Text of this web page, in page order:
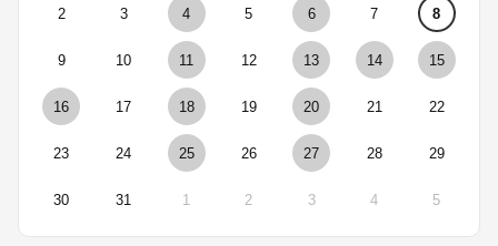
2 3 4 5 6 7 8
9 10 11 12 13 14 15
16 17 18 19 20 21 22
23 24 25 26 27 28 29
30 31 1 2 3 4 5